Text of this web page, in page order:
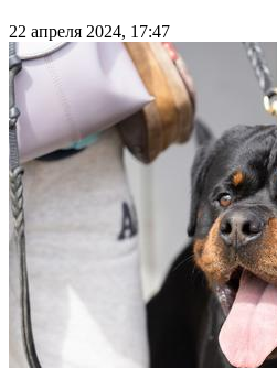
22 апреля 2024, 17:47